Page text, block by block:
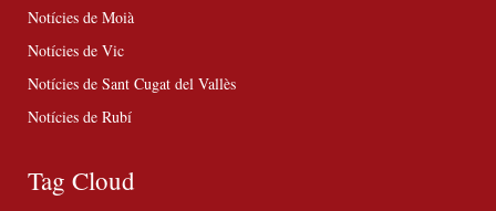
Notícies de Moià
Notícies de Vic
Notícies de Sant Cugat del Vallès
Notícies de Rubí
Tag Cloud